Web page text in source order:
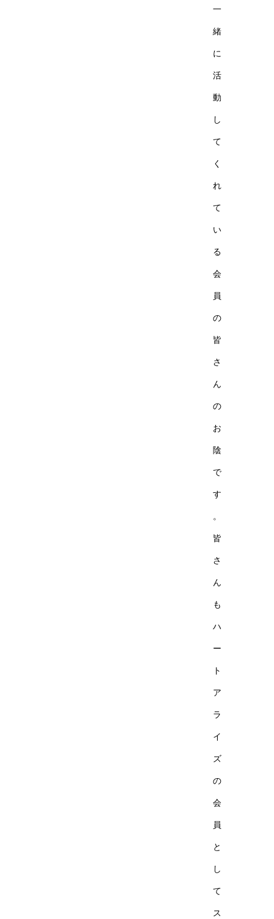
一
緒
に
活
動
し
て
く
れ
て
い
る
会
員
の
皆
さ
ん
の
お
陰
で
す
。
皆
さ
ん
も
ハ
ー
ト
ア
ラ
イ
ズ
の
会
員
と
し
て
ス